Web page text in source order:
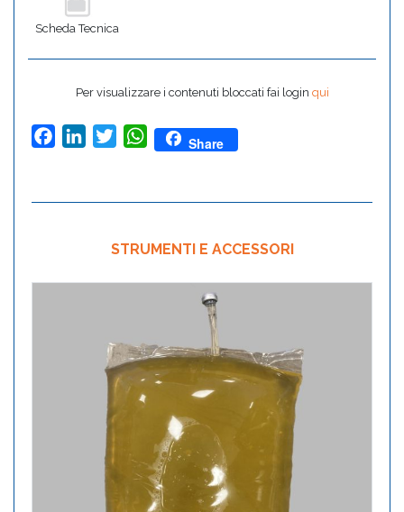
Scheda Tecnica
Per visualizzare i contenuti bloccati fai login qui
FacebookLinkedInTwitterWhatsApp
Share
STRUMENTI E ACCESSORI